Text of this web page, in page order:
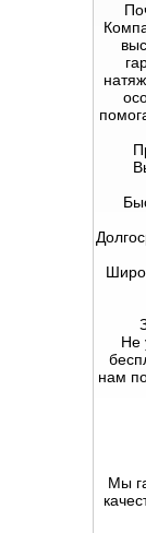
Не
нам
Мы